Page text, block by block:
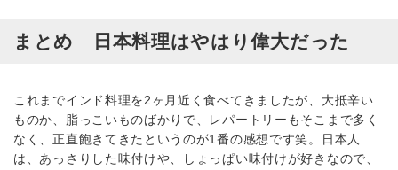
まとめ 日本料理はやはり偉大だった
これまでインド料理を2ヶ月近く食べてきましたが、大抵辛い
ものか、脂っこいものばかりで、レパートリーもそこまで多く
なく、正直飽きてきたというのが1番の感想です笑。日本人
は、あっさりした味付けや、しょっぱい味付けが好きなので、